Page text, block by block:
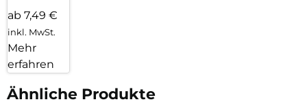
ab 7,49 €
inkl. MwSt.
Mehr
erfahren
Ähnliche Produkte